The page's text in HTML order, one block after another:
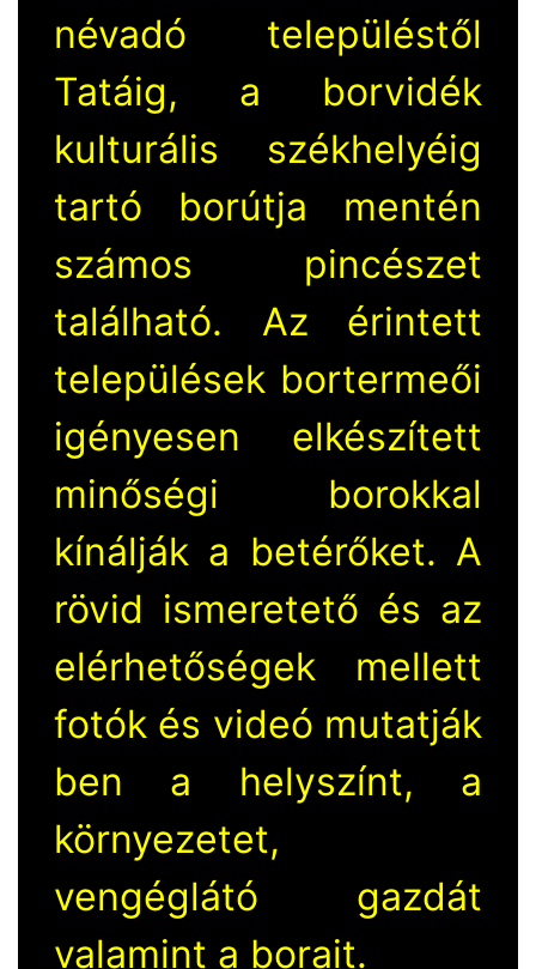
névadó településtől
Tatáig, a borvidék
kulturális székhelyéig
tartó borútja mentén
számos pincészet
található. Az érintett
települések bortermeői
igényesen elkészített
minőségi borokkal
kínálják a betérőket. A
rövid ismeretető és az
elérhetőségek mellett
fotók és videó mutatják
ben a helyszínt, a
környezetet,
vengéglátó gazdát
valamint a borait.